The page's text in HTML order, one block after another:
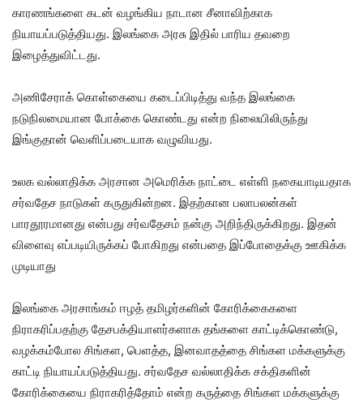
காரணங்களை கடன் வழங்கிய நாடான சீனாவிற்காக
நியாயப்படுத்தியது. இலங்கை அரசு இதில் பாரிய தவறை
இழைத்துவிட்டது.
அணிசேராக் கொள்கையை கடைப்பிடித்து வந்த இலங்கை
நடுநிலமையான போக்கை கொண்டது என்ற நிலையிலிருந்து
இங்குதான் வெளிப்படையாக வழுவியது.
உலக வல்லாதிக்க அரசான அமெரிக்க நாட்டை எள்ளி நகையாடியதாக
சர்வதேச நாடுகள் கருதுகின்றன. இதற்கான பலாபலன்கள்
பாரதூரமானது என்பது சர்வதேசம் நன்கு அறிந்திருக்கிறது. இதன்
விளைவு எப்படியிருக்கப் போகிறது என்பதை இப்போதைக்கு ஊகிக்க
முடியாது
இலங்கை அரசாங்கம் ஈழத் தமிழர்களின் கோரிக்கைகளை
நிராகரிப்பதற்கு தேசபக்தியாளர்களாக தங்களை காட்டிக்கொண்டு,
வழக்கம்போல சிங்கள, பெளத்த, இனவாதத்தை சிங்கள மக்களுக்கு
காட்டி நியாயப்படுத்தியது. சர்வதேச வல்லாதிக்க சக்திகளின்
கோரிக்கையை நிராகரித்தோம் என்ற கருத்தை சிங்கள மக்களுக்கு